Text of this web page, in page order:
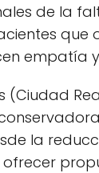
de la
que
empatía
(Ciudad
la